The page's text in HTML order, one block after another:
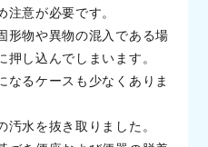
意が必要です。
形物や異物の混入である場
し込んでしまいます。
なるケースも少なくありま
水を抜き取りました。